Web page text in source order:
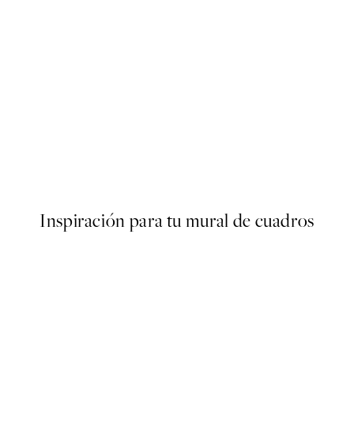
Inspiración para tu mural de cuadros